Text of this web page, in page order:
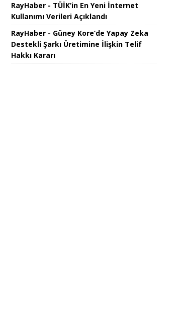
RayHaber - TÜİK’in En Yeni İnternet
Kullanımı Verileri Açıklandı
RayHaber - Güney Kore’de Yapay Zeka
Destekli Şarkı Üretimine İlişkin Telif
Hakkı Kararı